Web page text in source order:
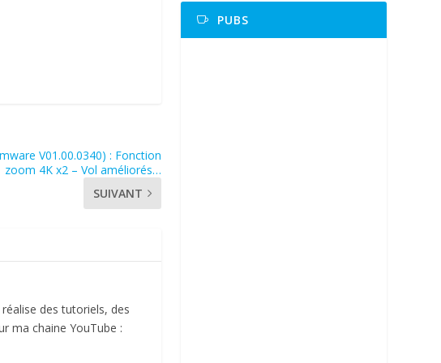
V01.00.0340) : Fonction
zoom 4K x2 – Vol améliorés…
SUIVANT
des tutoriels, des
ma chaine YouTube :
PUBS